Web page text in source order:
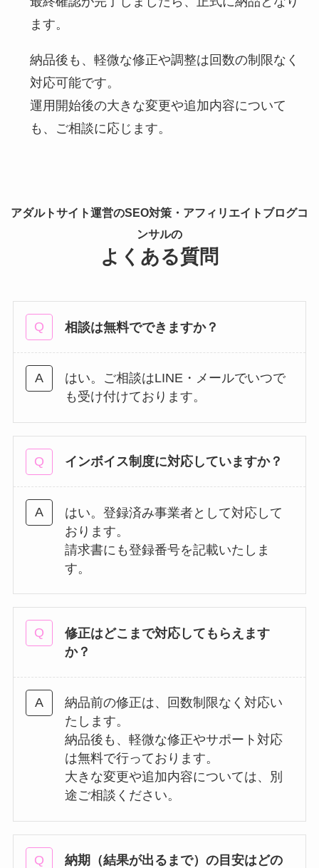
ます。
納品後も、軽微な修正や調整は回数の制限なく
対応可能です。
運用開始後の大きな変更や追加内容について
も、ご相談に応じます。
アダルトサイト運営のSEO対策・アフィリエイトブログコ
ンサルの
よくある質問
相談は無料でできますか？
はい。ご相談はLINE・メールでいつで
も受け付けております。
インボイス制度に対応していますか？
はい。登録済み事業者として対応して
おります。
請求書にも登録番号を記載いたしま
す。
修正はどこまで対応してもらえます
か？
納品前の修正は、回数制限なく対応い
たします。
納品後も、軽微な修正やサポート対応
は無料で行っております。
大きな変更や追加内容については、別
途ご相談ください。
納期（結果が出るまで）の目安はどの